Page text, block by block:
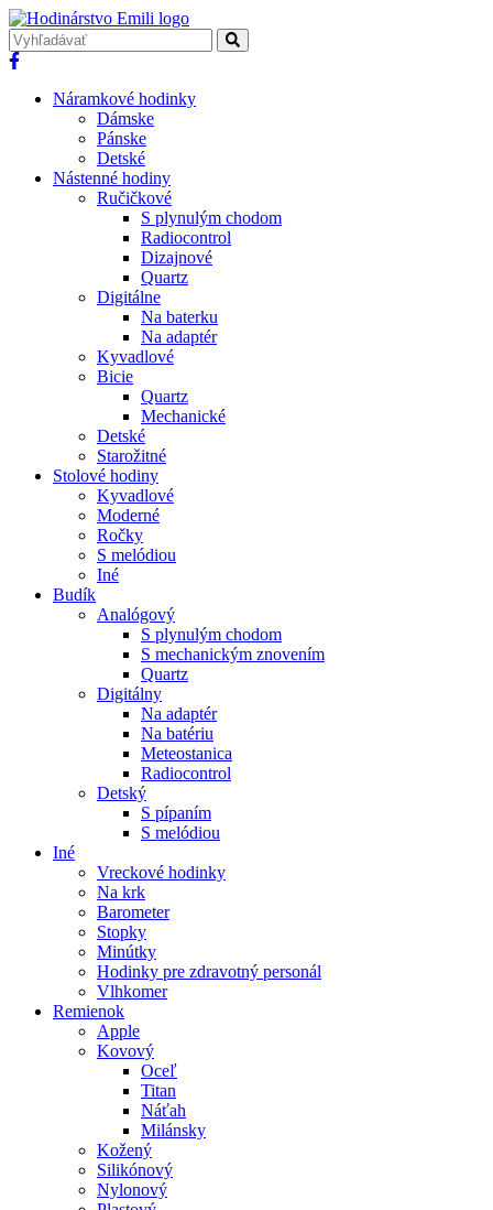
Náramkové hodinky
Dámske
Pánske
Detské
Nástenné hodiny
Ručičkové
S plynulým chodom
Radiocontrol
Dizajnové
Quartz
Digitálne
Na baterku
Na adaptér
Kyvadlové
Bicie
Quartz
Mechanické
Detské
Starožitné
Stolové hodiny
Kyvadlové
Moderné
Ročky
S melódiou
Iné
Budík
Analógový
S plynulým chodom
S mechanickým znovením
Quartz
Digitálny
Na adaptér
Na batériu
Meteostanica
Radiocontrol
Detský
S pípaním
S melódiou
Iné
Vreckové hodinky
Na krk
Barometer
Stopky
Minútky
Hodinky pre zdravotný personál
Vlhkomer
Remienok
Apple
Kovový
Oceľ
Titan
Náťah
Milánsky
Kožený
Silikónový
Nylonový